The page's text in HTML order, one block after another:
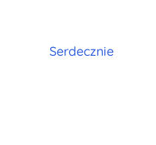
Serdecznie